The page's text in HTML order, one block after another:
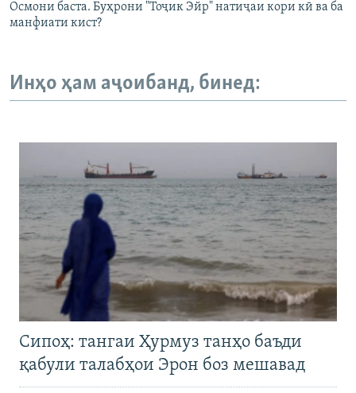
Осмони баста. Буҳрони "Тоҷик Эйр" натиҷаи кори кӣ ва ба
манфиати кист?
Инҳо ҳам аҷоибанд, бинед:
Сипоҳ: тангаи Ҳурмуз танҳо баъди
қабули талабҳои Эрон боз мешавад